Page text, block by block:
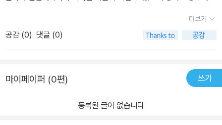
다.i, Nate the Great, am a detective. This morning I did not
have a case a solve. 역시나 자신이 누구인지 밝히며 시작하는 책
의 첫문장.Nate와 그의 개 Sludge가 일어나서 스트레칭을 한 후, N
꽃을 먹고 있었다.그래서 Nate는 Tortoise가 꽃밭을 망치는 것을
고 밖으로 나갔다.Tortoise의 주인이 누구인지 친구인 Rosamond
더보기
공감 (0) 댓글 (0)
마이페이퍼 (0편) 쓰기
등록된 글이 없습니다